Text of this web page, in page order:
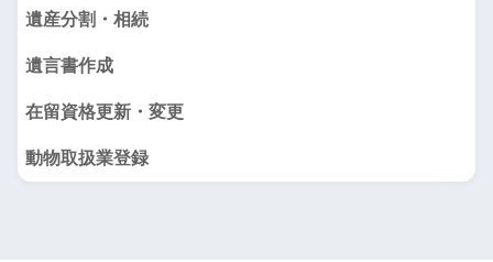
遺産分割・相続
遺言書作成
在留資格更新・変更
動物取扱業登録